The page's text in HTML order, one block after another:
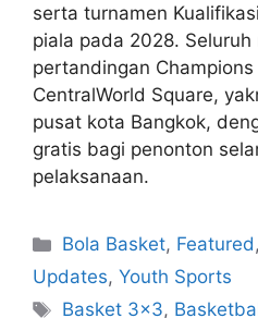
serta turnamen
piala pada 2028. Seluruh
pertandingan
CentralWorld Square,
pusat kota Bangkok,
gratis bagi penonton
pelaksanaan.
Bola Basket, Featured,
Updates, Youth Sports
Basket 3x3,